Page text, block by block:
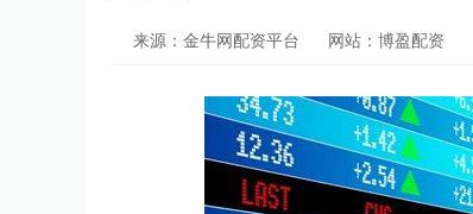
来源：金牛网配资平台 网站：博盈配资